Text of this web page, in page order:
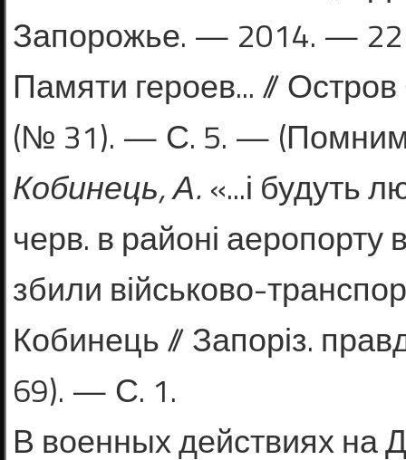
Запорожье. — 2014. —
Памяти героев... //
(№ 31). — С. 5. —
Кобинець, А. «...і будуть
черв. в районі аеропорту
збили військово-
Кобинець // Запоріз.
69). — С. 1.
В военных действиях на